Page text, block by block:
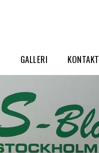
GALLERI KONTAKT